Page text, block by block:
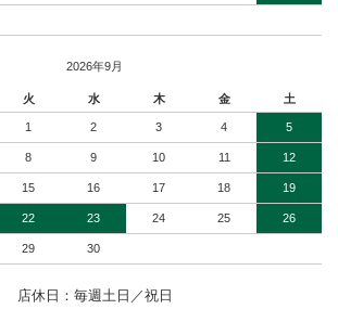
2026年9月
火 水 木 金 土
1 2 3 4 5
8 9 10 11 12
15 16 17 18 19
22 23 24 25 26
29 30
店休日：毎週土日／祝日